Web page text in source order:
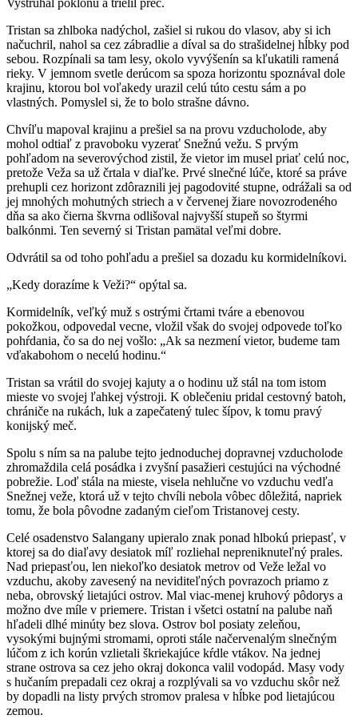
Vystrúhal poklonu a trielil preč.
Tristan sa zhlboka nadýchol, zašiel si rukou do vlasov, aby si ich
načuchril, nahol sa cez zábradlie a díval sa do strašidelnej hĺbky pod
sebou. Rozpínali sa tam lesy, okolo vyvýšenín sa kľukatili ramená
rieky. V jemnom svetle derúcom sa spoza horizontu spoznával dole
krajinu, ktorou bol voľakedy urazil celú túto cestu sám a po
vlastných. Pomyslel si, že to bolo strašne dávno.
Chvíľu mapoval krajinu a prešiel sa na provu vzducholode, aby
mohol odtiaľ z pravoboku vyzerať Snežnú vežu. S prvým
pohľadom na severovýchod zistil, že vietor im musel priať celú noc,
pretože Veža sa už črtala v diaľke. Prvé slnečné lúče, ktoré sa práve
prehupli cez horizont zdôraznili jej pagodovité stupne, odrážali sa od
jej mnohých mohutných striech a v červenej žiare novozrodeného
dňa sa ako čierna škvrna odlišoval najvyšší stupeň so štyrmi
balkónmi. Ten severný si Tristan pamätal veľmi dobre.
Odvrátil sa od toho pohľadu a prešiel sa dozadu ku kormidelníkovi.
„Kedy dorazíme k Veži?“ opýtal sa.
Kormidelník, veľký muž s ostrými črtami tváre a ebenovou
pokožkou, odpovedal vecne, vložil však do svojej odpovede toľko
pohŕdania, čo sa do nej vošlo: „Ak sa nezmení vietor, budeme tam
vďakabohom o necelú hodinu.“
Tristan sa vrátil do svojej kajuty a o hodinu už stál na tom istom
mieste vo svojej ľahkej výstroji. K oblečeniu pridal cestovný batoh,
chrániče na rukách, luk a zapečatený tulec šípov, k tomu pravý
konijský meč.
Spolu s ním sa na palube tejto jednoduchej dopravnej vzducholode
zhromaždila celá posádka i zvyšní pasažieri cestujúci na východné
pobrežie. Loď stála na mieste, visela nehlučne vo vzduchu vedľa
Snežnej veže, ktorá už v tejto chvíli nebola vôbec dôležitá, napriek
tomu, že bola pôvodne zadaným cieľom Tristanovej cesty.
Celé osadenstvo Salangany upieralo znak ponad hlbokú priepasť, v
ktorej sa do diaľavy desiatok míľ rozliehal nepreniknuteľný prales.
Nad priepasťou, len niekoľko desiatok metrov od Veže ležal vo
vzduchu, akoby zavesený na neviditeľných povrazoch priamo z
neba, obrovský lietajúci ostrov. Mal viac-menej kruhový pôdorys a
možno dve míle v priemere. Tristan i všetci ostatní na palube naň
hľadeli dlhé minúty bez slova. Ostrov bol posiaty zeleňou,
vysokými bujnými stromami, oproti stále načervenalým slnečným
lúčom z ich korún vzlietali škriekajúce kŕdle vtákov. Na jednej
strane ostrova sa cez jeho okraj dokonca valil vodopád. Masy vody
s hučaním prepadali cez okraj a rozplývali sa vo vzduchu skôr než
by dopadli na listy prvých stromov pralesa v hĺbke pod lietajúcou
zemou.